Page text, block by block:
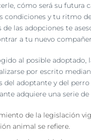
cómo será su futura
condiciones y tu ritmo
de las adopciones te
a tu nuevo
al posible adoptado,
por escrito
del adoptante y del
adquiere una serie
de la legislación
animal se refiere.